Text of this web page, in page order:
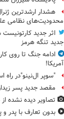
هشدار ارشدترین
محدودیت‌های نظامی
اثر جدید
جدید تنگه هرمز
ادامه جنگ تا روی
آمریکا!
"سوپر ال‌نینو"در راه
مقصد جدید پسر
تصاویر دیده‌ نشده
بدون تعارف با پدر